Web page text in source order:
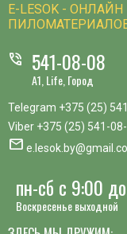
E-LESOK -
phone_in_talk 541-08-08
A1, Life, Город
Telegram +375 (25)
Viber +375 (25) 541-
mail
пн-сб с 9:00
Воскресенье выходной